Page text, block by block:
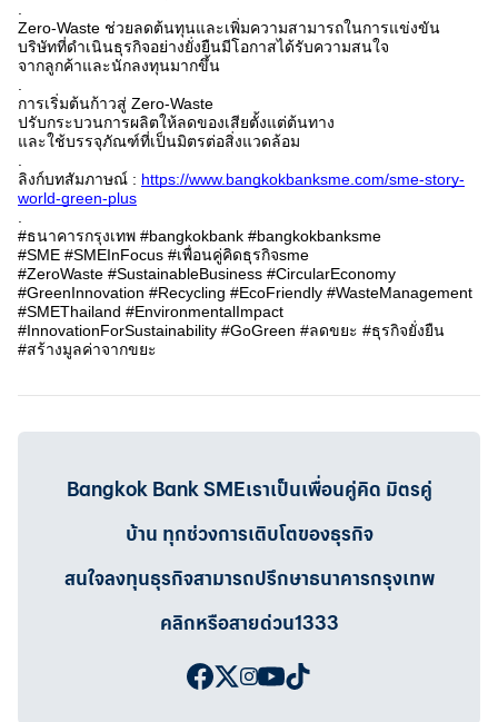
Zero-Waste ช่วยลดต้นทุนและเพิ่มความสามารถในการแข่งขัน
บริษัทที่ดำเนินธุรกิจอย่างยั่งยืนมีโอกาสได้รับความสนใจ
จากลูกค้าและนักลงทุนมากขึ้น
การเริ่มต้นก้าวสู่ Zero-Waste
ปรับกระบวนการผลิตให้ลดของเสียตั้งแต่ต้นทาง
และใช้บรรจุภัณฑ์ที่เป็นมิตรต่อสิ่งแวดล้อม
ลิงก์บทสัมภาษณ์ : https://www.bangkokbanksme.com/sme-story-
world-green-plus
#ธนาคารกรุงเทพ #bangkokbank #bangkokbanksme
#SME #SMEInFocus #เพื่อนคู่คิดธุรกิจsme
#ZeroWaste #SustainableBusiness #CircularEconomy
#GreenInnovation #Recycling #EcoFriendly #WasteManagement
#SMEThailand #EnvironmentalImpact
#InnovationForSustainability #GoGreen #ลดขยะ #ธุรกิจยั่งยืน
#สร้างมูลค่าจากขยะ
Bangkok Bank SMEเราเป็นเพื่อนคู่คิด มิตรคู่
บ้าน ทุกช่วงการเติบโตของธุรกิจ
สนใจลงทุนธุรกิจสามารถปรึกษาธนาคารกรุงเทพ
คลิกหรือสายด่วน1333